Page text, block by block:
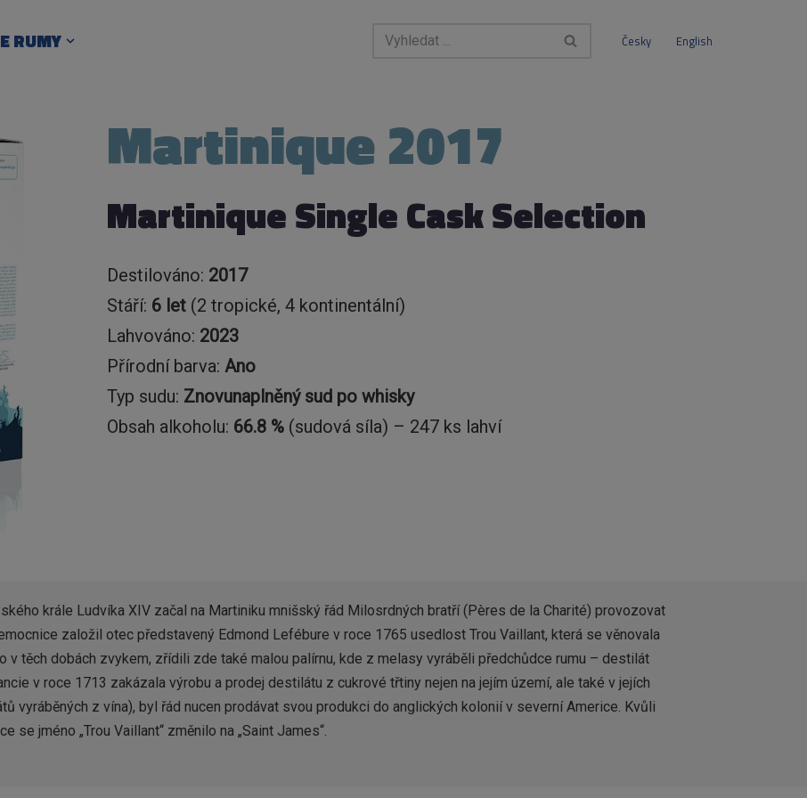
RUMY Česky English
Martinique 2017
Martinique Single Cask Selection
Destilováno: 2017
Stáří: 6 let (2 tropické, 4 kontinentální)
Lahvováno: 2023
Přírodní barva: Ano
Typ sudu: Znovunaplněný sud po whisky
Obsah alkoholu: 66.8 % (sudová síla) – 247 ks lahví
krále Ludvíka XIV začal na Martiniku mnišský řád Milosrdných bratří (Pères de la Charité) provozovat
založil otec představený Edmond Lefébure v roce 1765 usedlost Trou Vaillant, která se věnovala
v těch dobách zvykem, zřídili zde také malou palírnu, kde z melasy vyráběli předchůdce rumu – destilát
v roce 1713 zakázala výrobu a prodej destilátu z cukrové třtiny nejen na jejím území, ale také v jejích
vyráběných z vína), byl řád nucen prodávat svou produkci do anglických kolonií v severní Americe. Kvůli
jméno „Trou Vaillant“ změnilo na „Saint James“.